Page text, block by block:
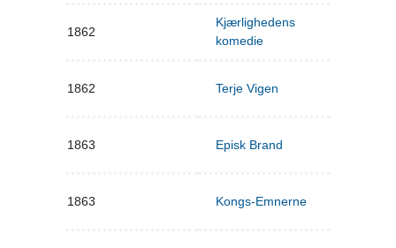
1862
Kjærlighedens
komedie
1862 Terje Vigen
1863 Episk Brand
1863 Kongs-Emnerne